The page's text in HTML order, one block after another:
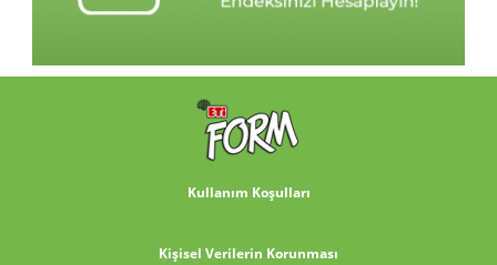
Kullanım Koşulları
Kişisel Verilerin Korunması